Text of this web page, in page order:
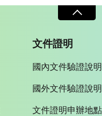
文件證明
國內文件驗證說明
國外文件驗證說明
文件證明申辦地點